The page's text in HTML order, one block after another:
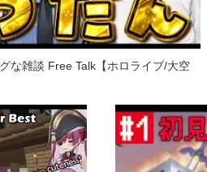
な雑談 Free Talk【ホロライブ/大空